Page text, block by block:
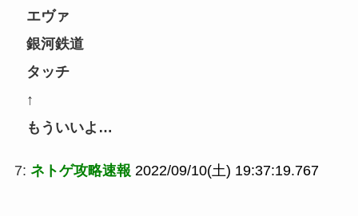
エヴァ
銀河鉄道
タッチ
↑
もういいよ…
7: ネトゲ攻略速報 2022/09/10(土) 19:37:19.767